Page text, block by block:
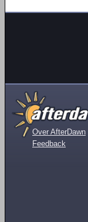
Over AfterDawn
Feedback